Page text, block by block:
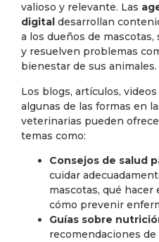
valioso y relevante. Las
digital desarrollan
a los dueños de
y resuelven problemas
bienestar de sus animales.
Los blogs, artículos,
algunas de las formas en
veterinarias pueden
temas como:
Consejos de salud
cuidar
mascotas, qué hacer
cómo prevenir
Guías sobre
recomendaciones